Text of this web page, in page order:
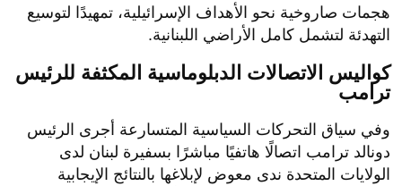
هجمات صاروخية نحو الأهداف الإسرائيلية، تمهيدًا لتوسيع
التهدئة لتشمل كامل الأراضي اللبنانية.
​كواليس الاتصالات الدبلوماسية المكثفة للرئيس
ترامب
​وفي سياق التحركات السياسية المتسارعة أجرى الرئيس
دونالد ترامب اتصالًا هاتفيًا مباشرًا بسفيرة لبنان لدى
الولايات المتحدة ندى معوض لإبلاغها بالنتائج الإيجابية